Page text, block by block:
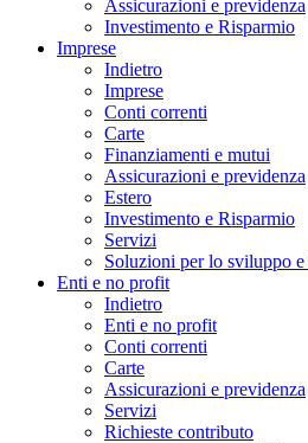
Assicurazioni e previdenza
Investimento e Risparmio
Imprese
Indietro
Imprese
Conti correnti
Carte
Finanziamenti e mutui
Assicurazioni e previdenza
Estero
Investimento e Risparmio
Servizi
Soluzioni per lo sviluppo
Enti e no profit
Indietro
Enti e no profit
Conti correnti
Carte
Assicurazioni e previdenza
Servizi
Richieste contributo